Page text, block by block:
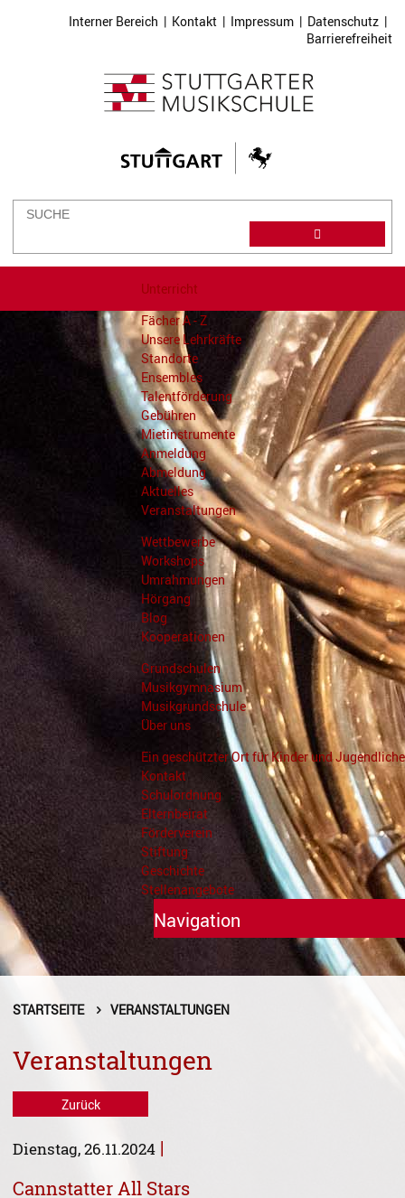
Interner Bereich | Kontakt | Impressum | Datenschutz |
Barrierefreiheit
Unterricht
Fächer A - Z
Unsere Lehrkräfte
Standorte
Ensembles
Talentförderung
Gebühren
Mietinstrumente
Anmeldung
Abmeldung
Aktuelles
Veranstaltungen
Wettbewerbe
Workshops
Umrahmungen
Hörgang
Blog
Kooperationen
Grundschulen
Musikgymnasium
Musikgrundschule
Über uns
Ein geschützter Ort für Kinder und Jugendliche
Kontakt
Schulordnung
Elternbeirat
Förderverein
Stiftung
Geschichte
Stellenangebote
Navigation
Unterricht
Fächer A - Z
Feldenkrais
STARTSEITE VERANSTALTUNGEN
Veranstaltungen
Zurück
Dienstag, 26.11.2024 |
Cannstatter All Stars